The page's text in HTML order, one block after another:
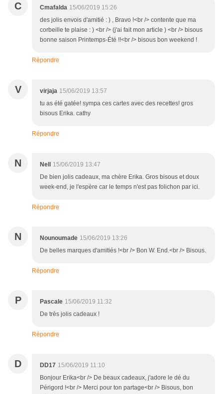
C Cmafalda 15/06/2019 15:26
des jolis envois d'amitié : ) , Bravo !<br /> contente que ma
corbeille te plaise : ) <br /> (j'ai fait mon article ) <br /> bisous
bonne saison Printemps-Été !!<br /> bisous bon weekend !
Répondre
V virjaja 15/06/2019 13:57
tu as été gatée! sympa ces cartes avec des recettes! gros
bisous Erika. cathy
Répondre
N Nell
15/06/2019 13:47
De bien jolis cadeaux, ma chère Erika. Gros bisous et doux
week-end, je l'espère car le temps n'est pas folichon par ici.
Répondre
N Nounoumade 15/06/2019 13:26
De belles marques d'amitiés !<br /> Bon W. End.<br /> Bisous.
Répondre
P Pascale 15/06/2019 11:32
De très jolis cadeaux !
Répondre
D DD17 15/06/2019 11:10
Bonjour Erika<br /> De beaux cadeaux, j'adore le dé du
Périgord !<br /> Merci pour ton partage<br /> Bisous, bon